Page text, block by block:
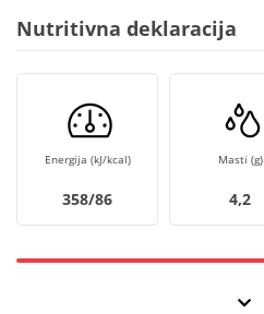
Nutritivna deklaracija
Energija (kJ/kcal)
358/86
Masti (g)
4,2